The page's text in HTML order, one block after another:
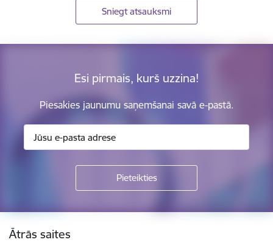
Sniegt atsauksmi
Esi pirmais, kurš uzzina!
Piesakies jaunumu saņemšanai savā e-pastā.
Kājene
Ātrās saites